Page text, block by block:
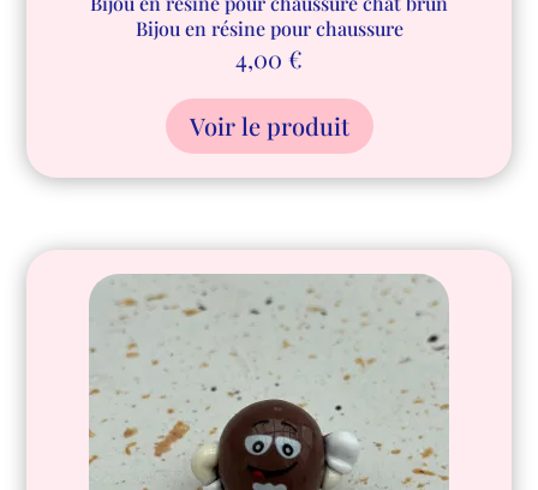
Bijou en résine pour chaussure
4,00 €
Voir le produit